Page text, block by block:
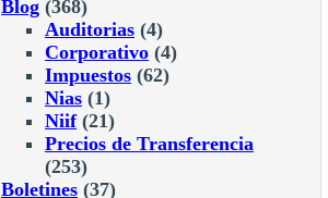
Blog (368)
Auditorias (4)
Corporativo (4)
Impuestos (62)
Nias (1)
Niif(21)
Precios de Transferencia
(253)
Boletines (37)